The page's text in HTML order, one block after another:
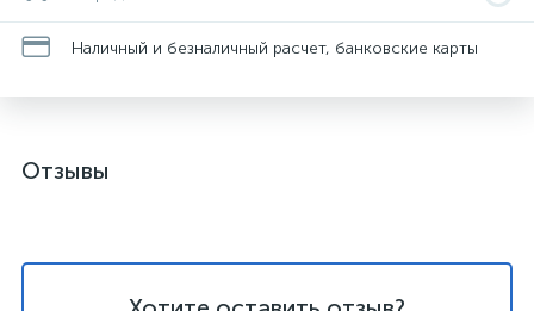
Наличный и безналичный расчет, банковские карты
Отзывы